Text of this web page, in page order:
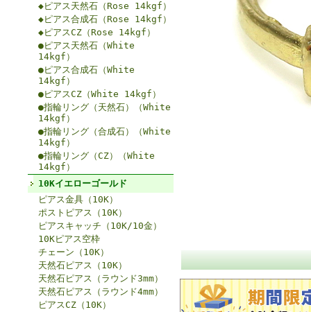
◆ピアス天然石（Rose 14kgf）
◆ピアス合成石（Rose 14kgf）
◆ピアスCZ（Rose 14kgf）
●ピアス天然石（White
14kgf）
●ピアス合成石（White
14kgf）
●ピアスCZ（White 14kgf）
●指輪リング（天然石）（White
14kgf）
●指輪リング（合成石）（White
14kgf）
●指輪リング（CZ）（White
14kgf）
10Kイエローゴールド
ピアス金具（10K）
ポストピアス（10K）
ピアスキャッチ（10K/10金）
10Kピアス空枠
チェーン（10K）
天然石ピアス（10K）
天然石ピアス（ラウンド3mm）
天然石ピアス（ラウンド4mm）
ピアスCZ（10K）